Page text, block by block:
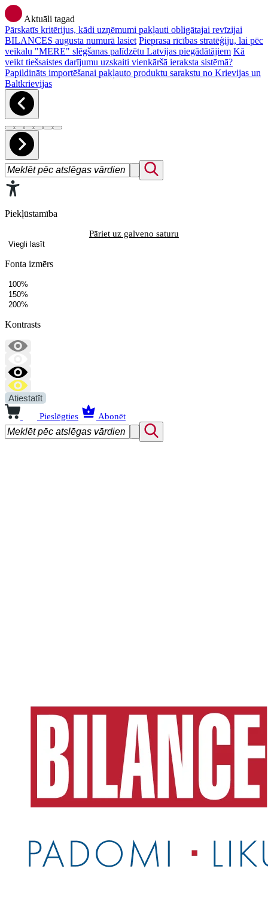
Aktuāli tagad
Pārskatīs kritērijus, kādi uzņēmumi pakļauti obligātajai revīzijai
BILANCES augusta numurā lasiet Pieprasa rīcības stratēģiju, lai pēc
veikalu "MERE" slēgšanas palīdzētu Latvijas piegādātājiem Kā
veikt tiešsaistes darījumu uzskaiti vienkāršā ieraksta sistēmā?
Papildināts importēšanai pakļauto produktu sarakstu no Krievijas un
Baltkrievijas
Piekļūstamība
Pāriet uz galveno saturu
Viegli lasīt
Fonta izmērs
100%
150%
200%
Kontrasts
Atiestatīt
Pieslēgties Abonēt